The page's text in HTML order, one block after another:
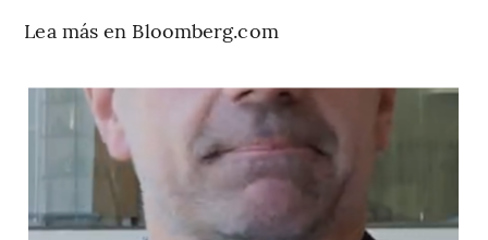
Lea más en Bloomberg.com